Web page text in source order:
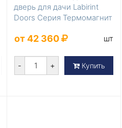
дверь для дачи Labirint
Doors Серия Термомагнит
от 42 360 шт
- + Купить